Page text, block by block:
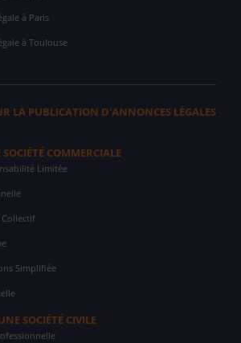
à Paris
à Toulouse
LA PUBLICATION D'ANNONCES LÉGALES
COMMERCIALE
Limitée
Collectif
Simplifiée
SOCIÉTÉ CIVILE